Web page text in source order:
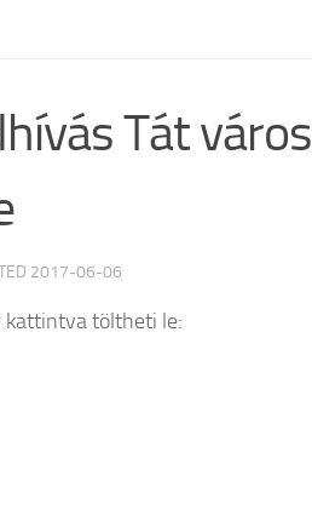
Tát város
2017-06-06
kattintva töltheti le: